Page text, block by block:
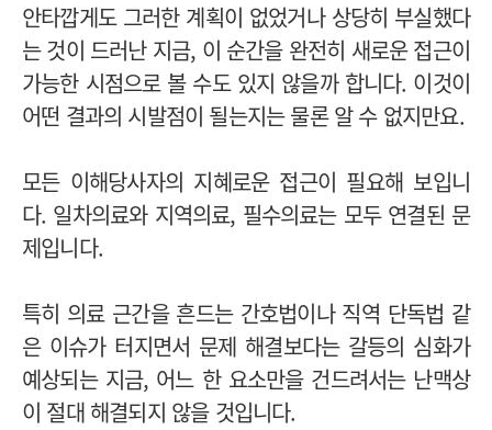
안타깝게도 그러한 계획이 없었거나 상당히 부실했다
는 것이 드러난 지금, 이 순간을 완전히 새로운 접근이
가능한 시점으로 볼 수도 있지 않을까 합니다. 이것이
어떤 결과의 시발점이 될는지는 물론 알 수 없지만요.
모든 이해당사자의 지혜로운 접근이 필요해 보입니
다. 일차의료와 지역의료, 필수의료는 모두 연결된 문
제입니다.
특히 의료 근간을 흔드는 간호법이나 직역 단독법 같
은 이슈가 터지면서 문제 해결보다는 갈등의 심화가
예상되는 지금, 어느 한 요소만을 건드려서는 난맥상
이 절대 해결되지 않을 것입니다.